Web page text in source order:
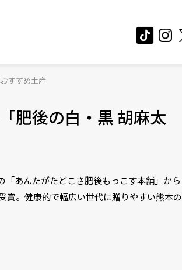
すすめ土産
肥後の白・黒 胡麻太
あんたがたどこさ肥後もっこす本舗」から
賞。健康的で幅広い世代に贈りやすい熊本の